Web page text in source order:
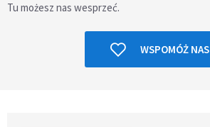
Tu możesz nas wesprzeć.
WSPOMÓŻ NAS